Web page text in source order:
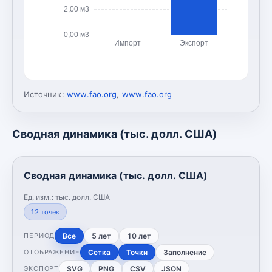
0,00 м3
2,00 м3
Импорт Экспорт
Источник: www.fao.org, www.fao.org
Сводная динамика (тыс. долл. США)
Сводная динамика (тыс. долл. США)
Ед. изм.: тыс. долл. США
12 точек
ПЕРИОД Все 5 лет 10 лет
ОТОБРАЖЕНИЕ Сетка Точки Заполнение
ЭКСПОРТ SVG PNG CSV JSON